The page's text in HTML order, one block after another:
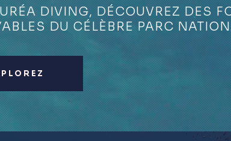
DIVING, DÉCOUVREZ DES
DU CÉLÈBRE PARC